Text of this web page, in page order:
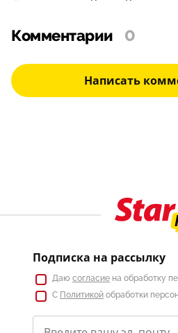
Комментарии 0
Написать
Подписка на рассылку
Даю согласие на обработку
С Политикой обработки